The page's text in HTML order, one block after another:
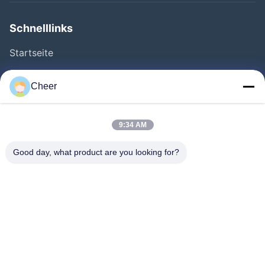
Schnelllinks
Startseite
Produkte
Über Uns
Kontakt
Cheer
9:34 AM
Good day, what product are you looking for?